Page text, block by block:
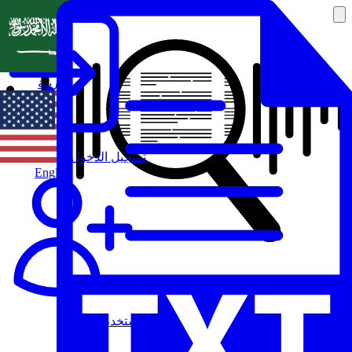
تسجيل الدخول
مستخدم جديد
العربية
English